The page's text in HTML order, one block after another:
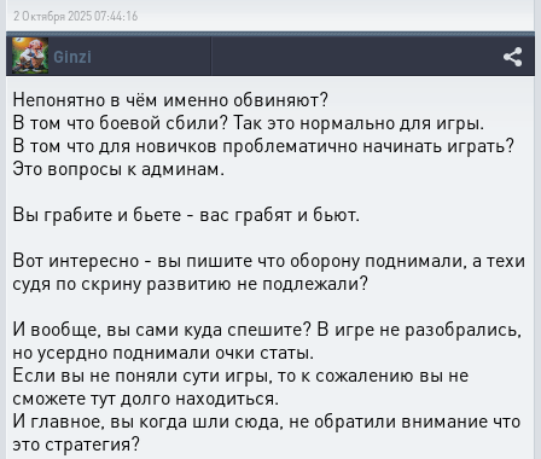
2 Октября 2025 07:44:16
Ginzi
Непонятно в чём именно обвиняют?
В том что боевой сбили? Так это нормально для игры.
В том что для новичков проблематично начинать играть?
Это вопросы к админам.
Вы грабите и бьете - вас грабят и бьют.
Вот интересно - вы пишите что оборону поднимали, а техи
судя по скрину развитию не подлежали?
И вообще, вы сами куда спешите? В игре не разобрались,
но усердно поднимали очки статы.
Если вы не поняли сути игры, то к сожалению вы не
сможете тут долго находиться.
И главное, вы когда шли сюда, не обратили внимание что
это стратегия?